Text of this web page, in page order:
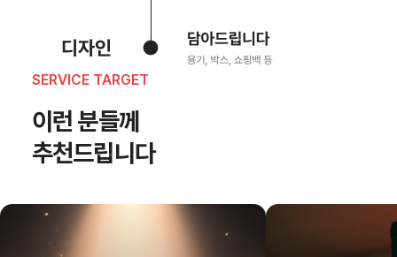
SERVICE TARGET
이런 분들께
추천드립니다